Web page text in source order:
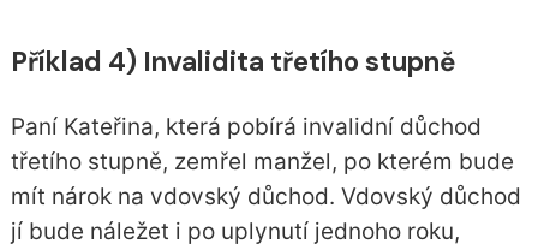
Příklad 4) Invalidita třetího stupně
Paní Kateřina, která pobírá invalidní důchod
třetího stupně, zemřel manžel, po kterém bude
mít nárok na vdovský důchod. Vdovský důchod
jí bude náležet i po uplynutí jednoho roku,